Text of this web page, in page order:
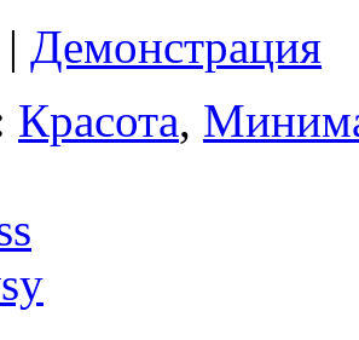
| Демонстрация
Красота,